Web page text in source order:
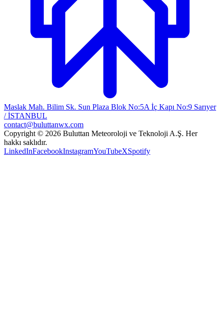
Maslak Mah. Bilim Sk. Sun Plaza Blok No:5A İç Kapı No:9 Sarıyer
/ İSTANBUL
contact@buluttanwx.com
Copyright © 2026 Buluttan Meteoroloji ve Teknoloji A.Ş. Her
hakkı saklıdır.
LinkedInFacebookInstagramYouTubeXSpotify